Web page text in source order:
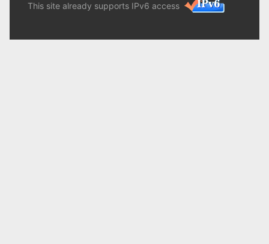
This site already supports IPv6 access